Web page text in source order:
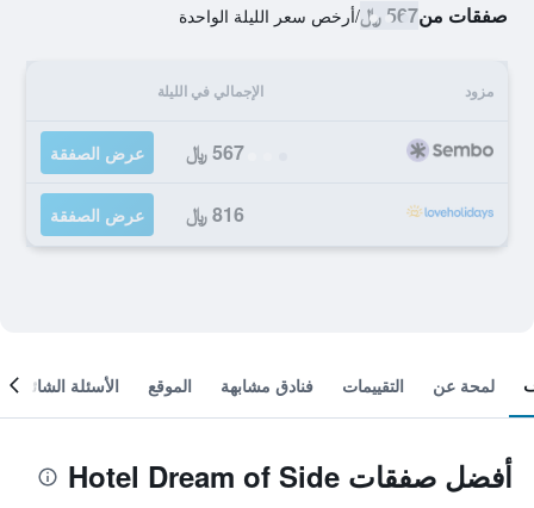
صفقات من567 ﷼ /أرخص سعر الليلة الواحدة
مزود الإجمالي في الليلة
567 ﷼ عرض الصفقة
816 ﷼ عرض الصفقة
لمحة عن التقييمات فنادق مشابهة الموقع الأسئلة الشائعة
أفضل صفقات Hotel Dream of Side